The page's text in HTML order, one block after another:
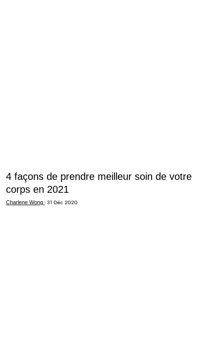
4 façons de prendre meilleur soin de votre
corps en 2021
Charlene Wong -31 Déc 2020